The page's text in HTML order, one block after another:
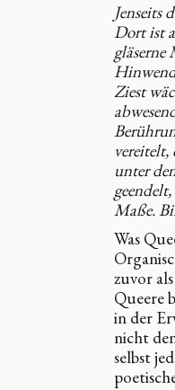
Jenseits
Dort ist
Ziest
unter
Maße.
Was
zuvor
Queere
in der
nicht
selbst